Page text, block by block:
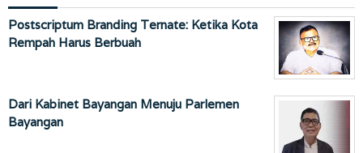
Postscriptum Branding Ternate: Ketika Kota
Rempah Harus Berbuah
Dari Kabinet Bayangan Menuju Parlemen
Bayangan